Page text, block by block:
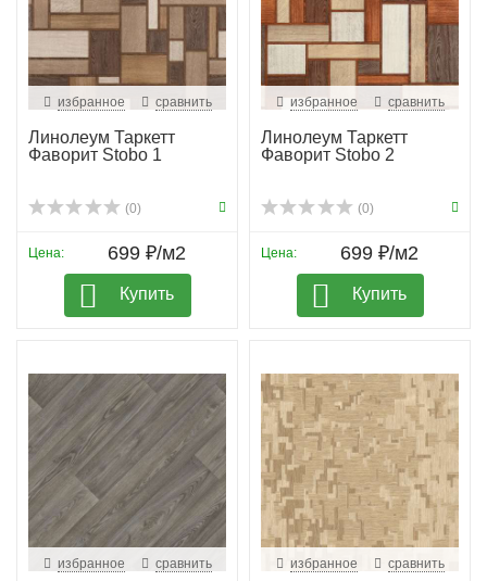
избранное сравнить
Линолеум Таркетт
Фаворит Stobo 1
(0)
Цена: 699 ₽/м2
Купить
избранное сравнить
Линолеум Таркетт
Фаворит Stobo 2
(0)
Цена: 699 ₽/м2
Купить
избранное сравнить избранное сравнить